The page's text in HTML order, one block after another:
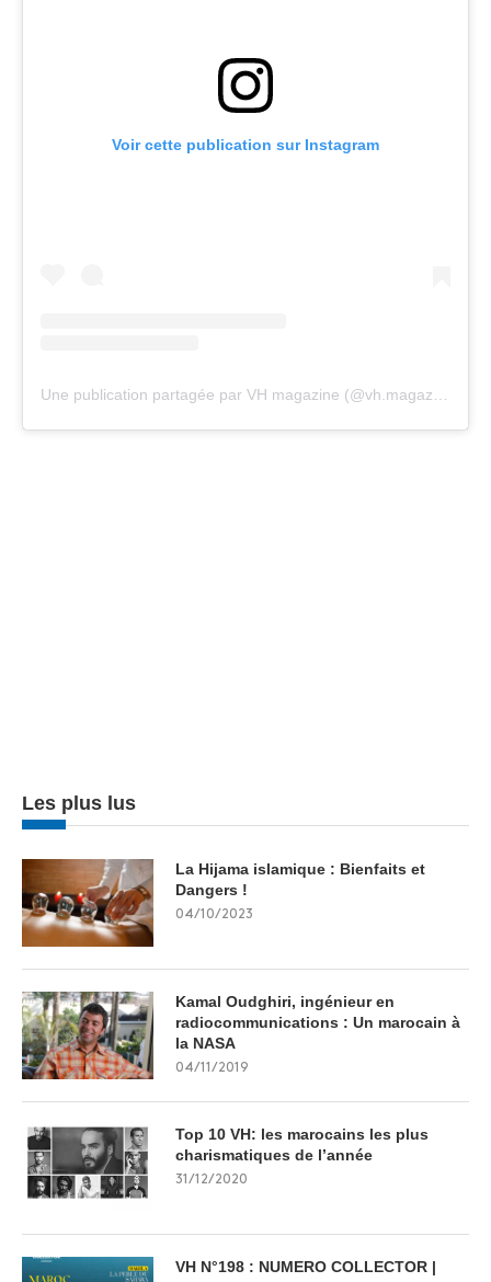
Voir cette publication sur Instagram
Les plus lus
La Hijama islamique : Bienfaits et
Dangers !
04/10/2023
Kamal Oudghiri, ingénieur en
radiocommunications : Un marocain à
la NASA
04/11/2019
Top 10 VH: les marocains les plus
charismatiques de l’année
31/12/2020
VH N°198 : NUMERO COLLECTOR |